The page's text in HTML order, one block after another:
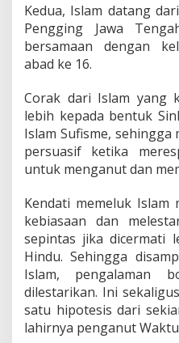
Kedua, Islam datang
Pengging Jawa
bersamaan dengan
abad ke 16.
Corak dari Islam yang
lebih kepada bentuk
Islam Sufisme,
persuasif ketika
untuk menganut dan
Kendati memeluk Islam
kebiasaan dan
sepintas jika dicermati
Hindu. Sehingga
Islam, pengalaman
dilestarikan. Ini
satu hipotesis dari
lahirnya penganut